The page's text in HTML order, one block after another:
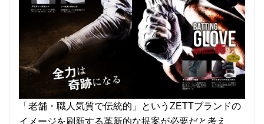
「老舗・職人気質で伝統的」というZETTブランドの
イメージを刷新する革新的な提案が必要だと考え、